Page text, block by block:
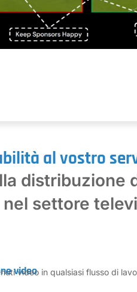
al vostro
distribuzione
settore
video
video in qualsiasi flusso di